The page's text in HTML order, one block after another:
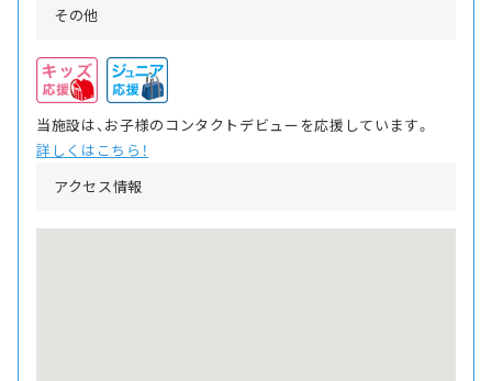
その他
当施設は、お子様のコンタクトデビューを応援しています。
詳しくはこちら！
アクセス情報